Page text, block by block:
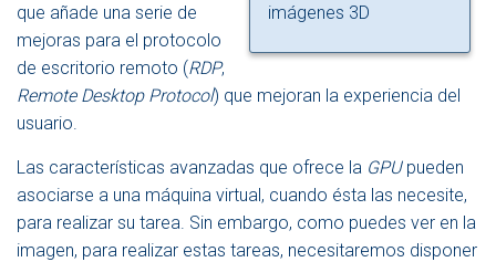
imágenes 3D
que añade una serie de
mejoras para el protocolo
de escritorio remoto (RDP,
Remote Desktop Protocol) que mejoran la experiencia del
usuario.
Las características avanzadas que ofrece la GPUpueden
asociarse a una máquina virtual, cuando ésta las necesite,
para realizar su tarea. Sin embargo, como puedes ver en la
imagen, para realizar estas tareas, necesitaremos disponer